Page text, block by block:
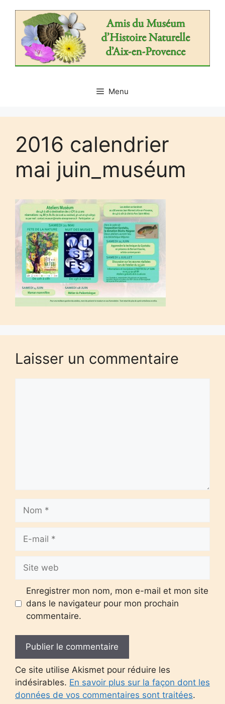
contenu
Menu
2016 calendrier
mai juin_muséum
Laisser un commentaire
mail
web
Enregistrer mon nom, mon e-mail et mon site
dans le navigateur pour mon prochain
commentaire.
Ce site utilise Akismet pour réduire les
indésirables. En savoir plus sur la façon dont les
données de vos commentaires sont traitées.